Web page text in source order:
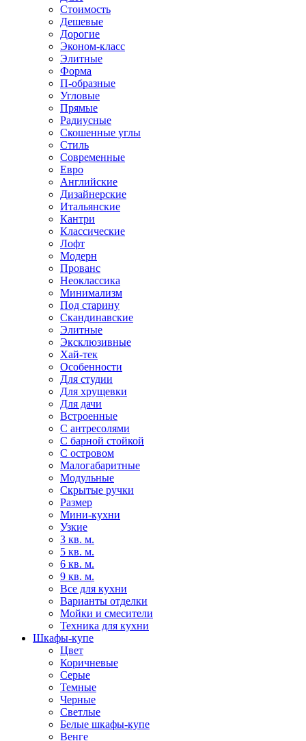
Стоимость
Дешевые
Дорогие
Эконом-класс
Элитные
Форма
П-образные
Угловые
Прямые
Радиусные
Скошенные углы
Стиль
Современные
Евро
Английские
Дизайнерские
Итальянские
Кантри
Классические
Лофт
Модерн
Прованс
Неоклассика
Минимализм
Под старину
Скандинавские
Элитные
Эксклюзивные
Хай-тек
Особенности
Для студии
Для хрущевки
Для дачи
Встроенные
С антресолями
С барной стойкой
С островом
Малогабаритные
Модульные
Скрытые ручки
Размер
Мини-кухни
Узкие
3 кв. м.
5 кв. м.
6 кв. м.
9 кв. м.
Все для кухни
Варианты отделки
Мойки и смесители
Техника для кухни
Шкафы-купе
Цвет
Коричневые
Серые
Темные
Черные
Светлые
Белые шкафы-купе
Венге